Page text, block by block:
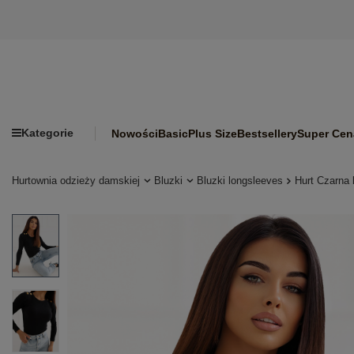
Kategorie NowościBasicPlus SizeBestsellerySuper
Hurtownia odzieży damskiej Bluzki Bluzki longsleeves Hurt